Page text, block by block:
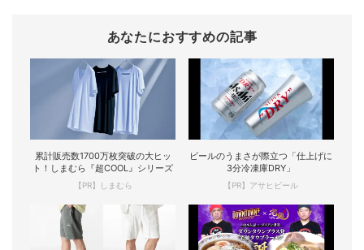
あなたにおすすめの記事
累計販売数1700万枚突破の大ヒッ
ト！しまむら『超COOL』シリーズ
【PR】しまむら
ビールのうまさが際立つ「仕上げに
3分冷凍庫DRY」
【PR】アサヒビール